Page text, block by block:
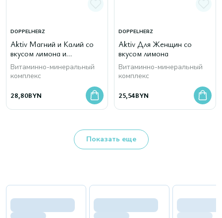
DOPPELHERZ
Aktiv Магний и Калий со
вкусом лимона и
грейпфрута
Витаминно-минеральный
комплекс
28,80BYN
DOPPELHERZ
Aktiv Для Женщин со
вкусом лимона
Витаминно-минеральный
комплекс
25,54BYN
Показать еще